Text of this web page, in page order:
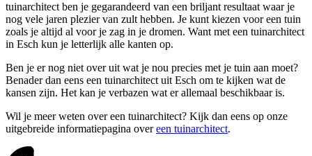
tuinarchitect ben je gegarandeerd van een briljant resultaat waar je
nog vele jaren plezier van zult hebben. Je kunt kiezen voor een tuin
zoals je altijd al voor je zag in je dromen. Want met een tuinarchitect
in Esch kun je letterlijk alle kanten op.
Ben je er nog niet over uit wat je nou precies met je tuin aan moet?
Benader dan eens een tuinarchitect uit Esch om te kijken wat de
kansen zijn. Het kan je verbazen wat er allemaal beschikbaar is.
Wil je meer weten over een tuinarchitect? Kijk dan eens op onze
uitgebreide informatiepagina overeen tuinarchitect.